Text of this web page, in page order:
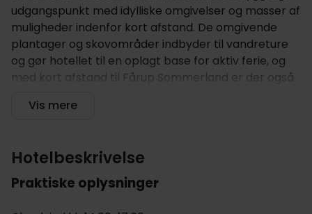
udgangspunkt med idylliske omgivelser og masser af
muligheder indenfor kort afstand. De omgivende
plantager og skovområder indbyder til vandreture
og gør hotellet til en oplagt base for aktiv ferie, og
med kort afstand til Fårup Sommerland er der også
Rønnes Hotel Slettestrand ligger tæt på
Slettestrand, i det nordvestlige Jylland. Hotellet er
Vis mere
Hotelbeskrivelse
Praktiske oplysninger